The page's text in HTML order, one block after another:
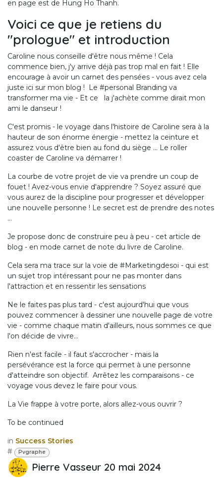
en page est de Hung Ho Thanh.
Voici ce que je retiens du
"prologue" et introduction
Caroline nous conseille d'être nous même ! Cela
commence bien, j'y arrive déjà pas trop mal en fait ! Elle
encourage à avoir un carnet des pensées - vous avez cela
juste ici sur mon blog ! Le #personal Branding va
transformer ma vie - Et ce la j'achète comme dirait mon
ami le danseur !
C'est promis - le voyage dans l'histoire de Caroline sera à la
hauteur de son énorme énergie - mettez la ceinture et
assurez vous d'être bien au fond du siège ... Le roller
coaster de Caroline va démarrer !
La courbe de votre projet de vie va prendre un coup de
fouet ! Avez-vous envie d'apprendre ? Soyez assuré que
vous aurez de la discipline pour progresser et développer
une nouvelle personne ! Le secret est de prendre des notes
...
Je propose donc de construire peu à peu - cet article de
blog - en mode carnet de note du livre de Caroline.
Cela sera ma trace sur la voie de #Marketingdesoi - qui est
un sujet trop intéressant pour ne pas monter dans
l'attraction et en ressentir les sensations
Ne le faites pas plus tard - c'est aujourd'hui que vous
pouvez commencer à dessiner une nouvelle page de votre
vie - comme chaque matin d'ailleurs, nous sommes ce que
l'on décide de vivre...
Rien n'est facile - il faut s'accrocher - mais la
persévérance est la force qui permet à une personne
d'atteindre son objectif. Arrêtez les comparaisons - ce
voyage vous devez le faire pour vous.
La Vie frappe à votre porte, alors allez-vous ouvrir ?
To be continued
in Success Stories
#
Pvgraphe
Pierre Vasseur 20 mai 2024